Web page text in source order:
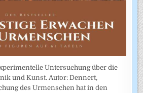
Untersuchung über die
und Kunst. Autor: Dennert,
des Urmenschen hat in den